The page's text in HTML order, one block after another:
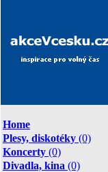
Home
Plesy, diskotéky (0)
Koncerty (0)
Divadla, kina (0)